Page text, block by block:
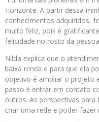
Horizonte. A partir dessa
conhecimentos adquiridos,
muito feliz, pois é
felicidade no rosto da
Nilda explica que o
baixa renda e para que ela
objetivo é ampliar o projeto
passo é entrar em contato
outros. As perspectivas
criar uma rede e poder fazer